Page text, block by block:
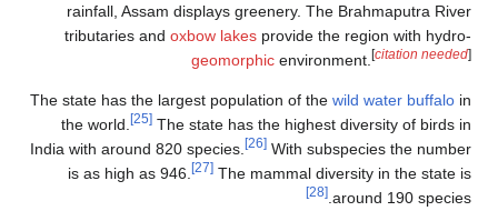
rainfall, Assam displays greenery. The Brahmaputra River
tributaries andoxbow lakesprovide the region with hydro-
geomorphicenvironment.[citation needed
The state has the largest population of the wild water buffalo
the world.
The state has the highest diversity of birds in
India with around 820 species.
[26]With subspecies the number
is as high as 946.
The mammal diversity in the state is
around 190 species.